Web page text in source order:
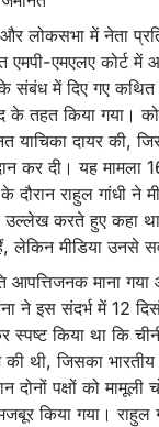
में नेता
एमएलए कोर्ट में
संबंध में दिए गए कथित
के तहत किया गया।
याचिका दायर की,
कर दी। यह मामला
दौरान राहुल गांधी ने
उल्लेख करते हुए कहा
लेकिन मीडिया उनसे
आपत्तिजनक माना
ने इस संदर्भ में 12
स्पष्ट किया था कि
थी, जिसका
दोनों पक्षों को
किया गया।